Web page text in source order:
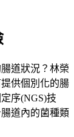
道狀況？林榮
供個別化的腸
序(NGS)技
道內的菌種類